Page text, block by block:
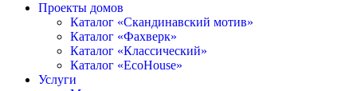
Проекты домов
Каталог «Скандинавский мотив»
Каталог «Фахверк»
Каталог «Классический»
Каталог «EcoHouse»
Услуги